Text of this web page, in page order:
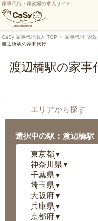
家事代行・家政婦の求人サイト
CaSy 家事代行求人 TOP 家事代行･家
渡辺橋駅の家事代行
渡辺橋駅の家事
エリアから探す
選択中の駅：渡辺橋駅
東京都▼
神奈川県 ▼
千葉県 ▼
埼玉県 ▼
大阪府▼
兵庫県 ▼
京都府▼